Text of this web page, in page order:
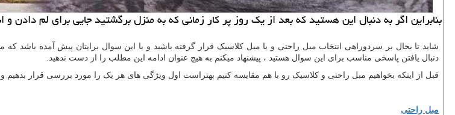
بنابراین اگر به دنبال این هستید که بعد از یک روز پر کار زمانی که به منزل برگشتید جایی برای لم
شاید تا بحال بر سردوراهی انتخاب مبل راحتی و یا مبل کلاسیک قرار گرفته باشید و یا این سوال برایتان پیش آمده
دنبال یافتن پاسخی مناسب برای این سوال هستید ، پیشنهاد میکنم به هیچ عنوان ادامه این مطلب را از دست ندهید.
قبل از اینکه بخواهیم مبل راحتی و کلاسیک رو با هم مقایسه کنیم بهتراست اول ویژگی های هر یک را مورد بررسی قرار بدهیم
مبل راحتی